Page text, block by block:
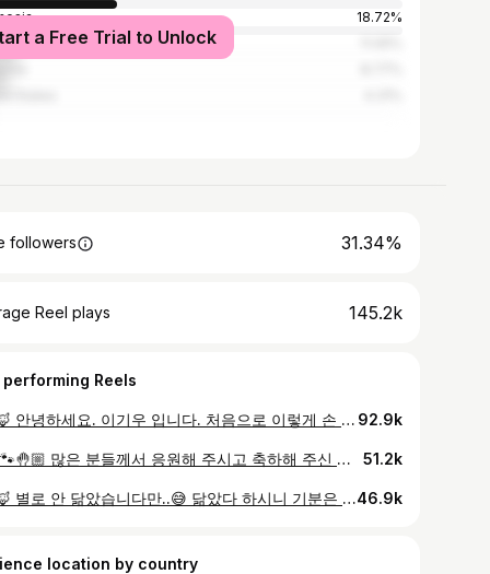
18.72%
Continental Shelf
a Free Trial to Unlock
followers 31.34%
Reel plays 145.2k
performing Reels
🙋🏻‍♂️🦊 안녕하세요. 이기우 입니다. 처음으로 이렇게 손 편지를 통해 인사를 드리게 되니 조금 어색하기도 설레기도 합니다. 하지만 오늘만큼은 저의 진심을 담아 짤막한 소식을 직접 전해드리고 싶습니다.^^ 수년 전 저에게 큰 울림을 주는 지혜롭고 정의로운 사람을 만나게 되었습니다. 나눔에 인색하지 않고 베푸는 보람을 찾을 줄 아는 사람입니다. 약자를 마주하면 스스럼없이 손을 내미는 따뜻함이 있고 잘 살기보다 바르게 살고자 하는 강단이 있는 사람입니다. 서로 존중하고 서로의 배울 점들을 찾아 함께 걷다 보니 앞으로의 인생을 이 사람과 함께 걷고 싶다는 확신을 갖게 되었고 저에게 더 큰 삶의 목표를 갖게 해준 이 사람과 함께 가정을 이뤄보려 합니다. 저희가 행복한 모습으로 세상에 조금이나마 보탬이 될 수 있는 가정을 이룰수 있도록 많은 격려와 응원 부탁 드립니다^^ 저는 늘 그랬듯 여러분들의 관심과 응원에 감사하며 더 성장한 모습으로 보답해 나가도록 하겠습니다. 이어지는 무더위와 비 소식이지만 항상 건강히 그리고 행복한 여름 보내세요 다시 한번 감사드립니다^^ 2022. 여름 . 이기우 올림. #기우리장가가다 #감사합니다 #행복하게잘살게요 92.9k
🤚🏼🐾🤚🏼 많은 분들께서 응원해 주시고 축하해 주신 덕분에 여름을 간직한 화창한 제주의 가을 하늘 아래서 가족으로 첫걸음을 잘 떼게 되었습니다. 다시 한번 감사드리고 더 행복하게 건강하게 아낌 없이 사랑하고, 주저 없이 먼저 양보해 가며 잘 살도록 하겠습니다. 환절기에 미세먼지까지 겹쳤네요..:( 항상 건강 잘 챙기시고요~ 즐거운 주말 보내세요!! 감사합니다!! 우리 삼총사 행복길로 가즈아! 🏃🏻‍♀️🏃🏻‍♂️🐕 #감사합니다 #행복하게잘살게요 #환장의복식조에서환상의삼총사로 #손모아화이팅 #대동단결 51.2k
🙋🏻‍♂️🦊 별로 안 닮았습니다만..😅 닮았다 하시니 기분은 좋네요~ 편안한 밤 되세요!! 서울 출동 준비 완료 후 출발전 찰콱! #기우리 #시고르테디 #가족 #브로맨스 #사지마세요입양하세요 #adoptdontshop #oneandonly46.9k
location by country